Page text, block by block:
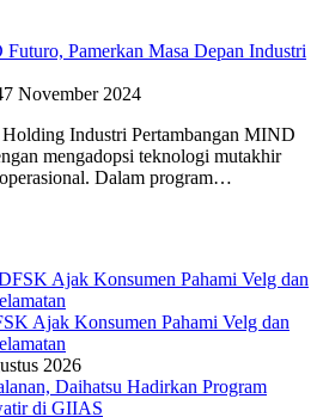
Pamerkan Masa Depan Industri
7 November 2024
Industri Pertambangan MIND
mengadopsi teknologi mutakhir
Dalam program…
Ajak Konsumen Pahami Velg dan
2026